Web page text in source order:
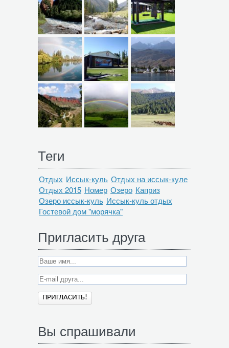
Теги
Отдых Иссык-куль Отдых на иссык-куле
Отдых 2015 Номер Озеро Каприз
Озеро иссык-куль Иссык-куль отдых
Гостевой дом "морячка"
Пригласить друга
Вы спрашивали